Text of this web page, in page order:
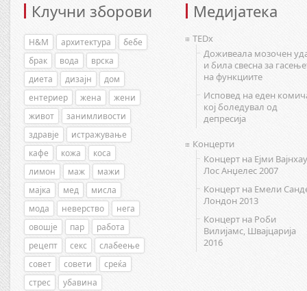
Клучни зборови
H&M архитектура
бебе
брак
вода
врска
диета
дизајн
дом
ентериер
жена
жени
живот
занимливости
здравје
истражување
кафе
кожа
коса
лимон
маж
мажи
мајка
мед
мисла
мода
неверство
нега
овошје
пар
работа
рецепт
секс
слабеење
совет
совети
среќа
стрес
убавина
Медијатека
TEDx
Доживеала мозочен
и била свесна за
на функциите
Исповед на еден
кој боледувал од
депресија
Концерти
Концерт на Ејми
Лос Анџелес 2007
Концерт на Емели
Лондон 2013
Концерт на Роби
Вилијамс, Швајцарија
2016